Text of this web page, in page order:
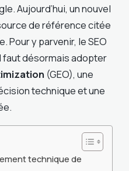
Aujourd’hui, un nouvel
de référence citée
Pour y parvenir, le SEO
faut désormais adopter
(GEO), une
technique et une
technique de